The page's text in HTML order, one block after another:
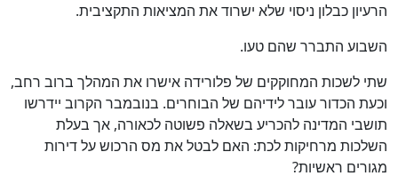
הרעיון כבלון ניסוי שלא ישרוד את המציאות התקציבית.
השבוע התברר שהם טעו.
שתי לשכות המחוקקים של פלורידה אישרו את המהלך ברוב רחב,
וכעת הכדור עובר לידיהם של הבוחרים. בנובמבר הקרוב יידרשו
תושבי המדינה להכריע בשאלה פשוטה לכאורה, אך בעלת
השלכות מרחיקות לכת: האם לבטל את מס הרכוש על דירות
מגורים ראשיות?